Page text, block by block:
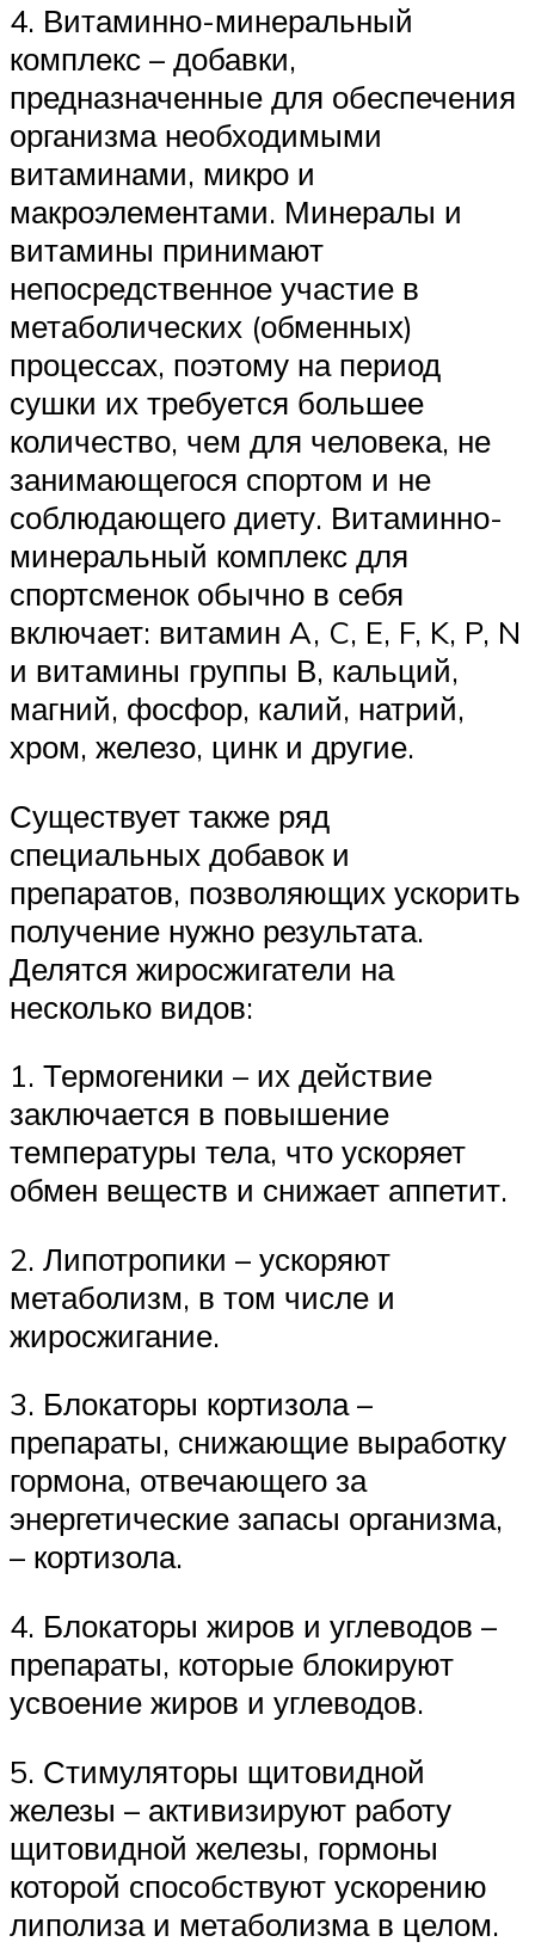
4. Витаминно-минеральный
комплекс – добавки,
предназначенные для обеспечения
организма необходимыми
витаминами, микро и
макроэлементами. Минералы и
витамины принимают
непосредственное участие в
метаболических (обменных)
процессах, поэтому на период
сушки их требуется большее
количество, чем для человека, не
занимающегося спортом и не
соблюдающего диету. Витаминно-
минеральный комплекс для
спортсменок обычно в себя
включает: витамин A, C, E, F, K, P, N
и витамины группы В, кальций,
магний, фосфор, калий, натрий,
хром, железо, цинк и другие.
Существует также ряд
специальных добавок и
препаратов, позволяющих ускорить
получение нужно результата.
Делятся жиросжигатели на
несколько видов:
1. Термогеники – их действие
заключается в повышение
температуры тела, что ускоряет
обмен веществ и снижает аппетит.
2. Липотропики – ускоряют
метаболизм, в том числе и
жиросжигание.
3. Блокаторы кортизола –
препараты, снижающие выработку
гормона, отвечающего за
энергетические запасы организма,
– кортизола.
4. Блокаторы жиров и углеводов –
препараты, которые блокируют
усвоение жиров и углеводов.
5. Стимуляторы щитовидной
железы – активизируют работу
щитовидной железы, гормоны
которой способствуют ускорению
липолиза и метаболизма в целом.